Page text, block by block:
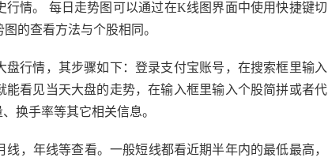
情。 每日走势图可以通过在K线图界面中使用快捷键切
的查看方法与个股相同。
行情，其步骤如下：登录支付宝账号，在搜索框里输入
看见当天大盘的走势，在输入框里输入个股简拼或者代
换手率等其它相关信息。
，年线等查看。一般短线都看近期半年内的最低最高，